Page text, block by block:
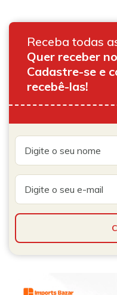
Receba todas
Quer receber
Cadastre-se e
recebê-las!